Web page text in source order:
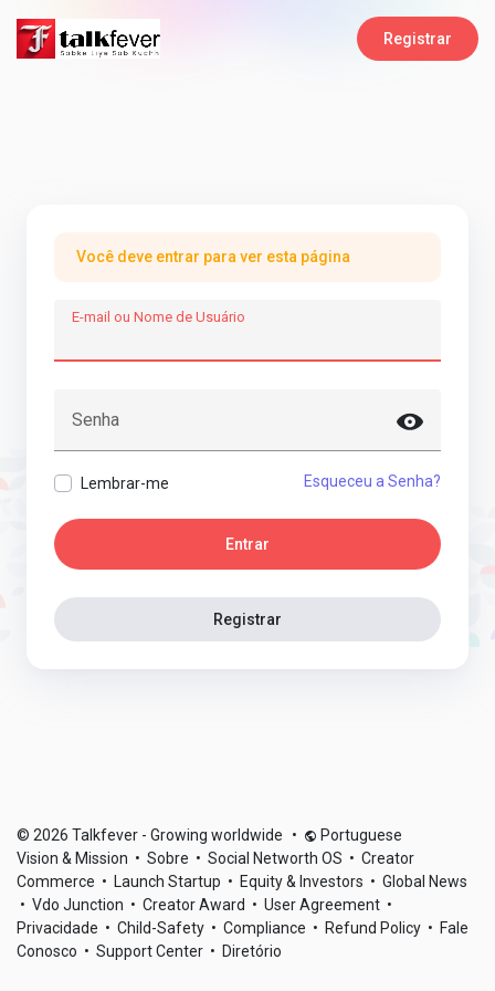
Registrar
Você deve entrar para ver esta página
E-mail ou Nome de Usuário
Senha
Lembrar-me Esqueceu a Senha?
Entrar
Registrar
© 2026 Talkfever - Growing worldwide •
Portuguese
Vision & Mission • Sobre • Social Networth OS • Creator
Commerce • Launch Startup • Equity & Investors • Global News
• Vdo Junction • Creator Award • User Agreement •
Privacidade • Child-Safety • Compliance • Refund Policy • Fale
Conosco • Support Center • Diretório